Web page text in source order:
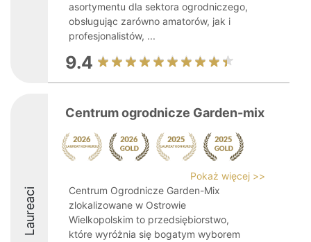
asortymentu dla sektora ogrodniczego,
obsługując zarówno amatorów, jak i
profesjonalistów, ...
9.4
Laureaci
Centrum ogrodnicze Garden-mix
Pokaż więcej >>
Centrum Ogrodnicze Garden-Mix
zlokalizowane w Ostrowie
Wielkopolskim to przedsiębiorstwo,
które wyróżnia się bogatym wyborem